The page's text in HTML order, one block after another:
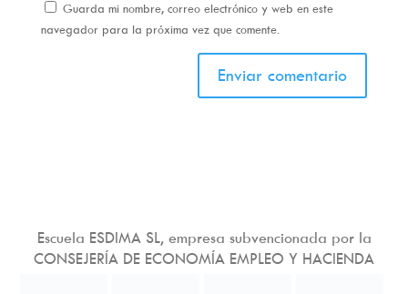
Guarda mi nombre, correo electrónico y web en este
navegador para la próxima vez que comente.
Escuela ESDIMA SL, empresa subvencionada por la
CONSEJERÍA DE ECONOMÍA EMPLEO Y HACIENDA